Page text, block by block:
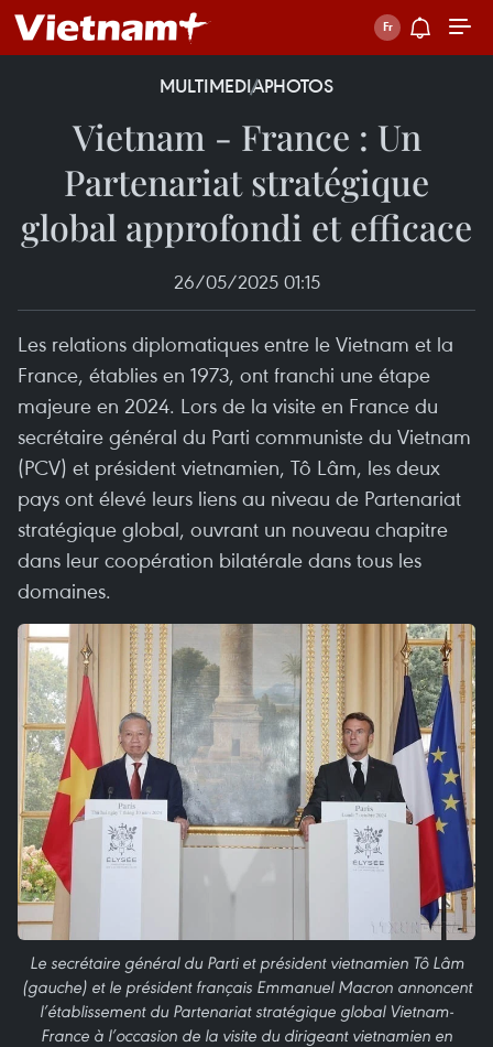
MULTIMEDIAPHOTOS
Vietnam - France : Un
Partenariat stratégique
global approfondi et efficace
26/05/2025 01:15
Les relations diplomatiques entre le Vietnam et la
France, établies en 1973, ont franchi une étape
majeure en 2024. Lors de la visite en France du
secrétaire général du Parti communiste du Vietnam
(PCV) et président vietnamien, Tô Lâm, les deux
pays ont élevé leurs liens au niveau de Partenariat
stratégique global, ouvrant un nouveau chapitre
dans leur coopération bilatérale dans tous les
domaines.
Le secrétaire général du Parti et président vietnamien Tô Lâm
(gauche) et le président français Emmanuel Macron annoncent
l’établissement du Partenariat stratégique global Vietnam-
France à l’occasion de la visite du dirigeant vietnamien en